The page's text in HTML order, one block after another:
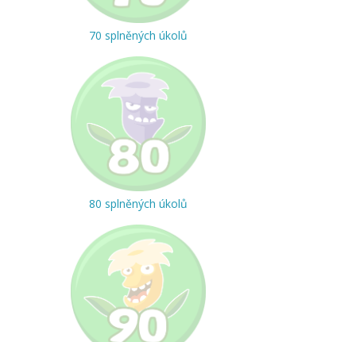
70 splněných úkolů
80 splněných úkolů